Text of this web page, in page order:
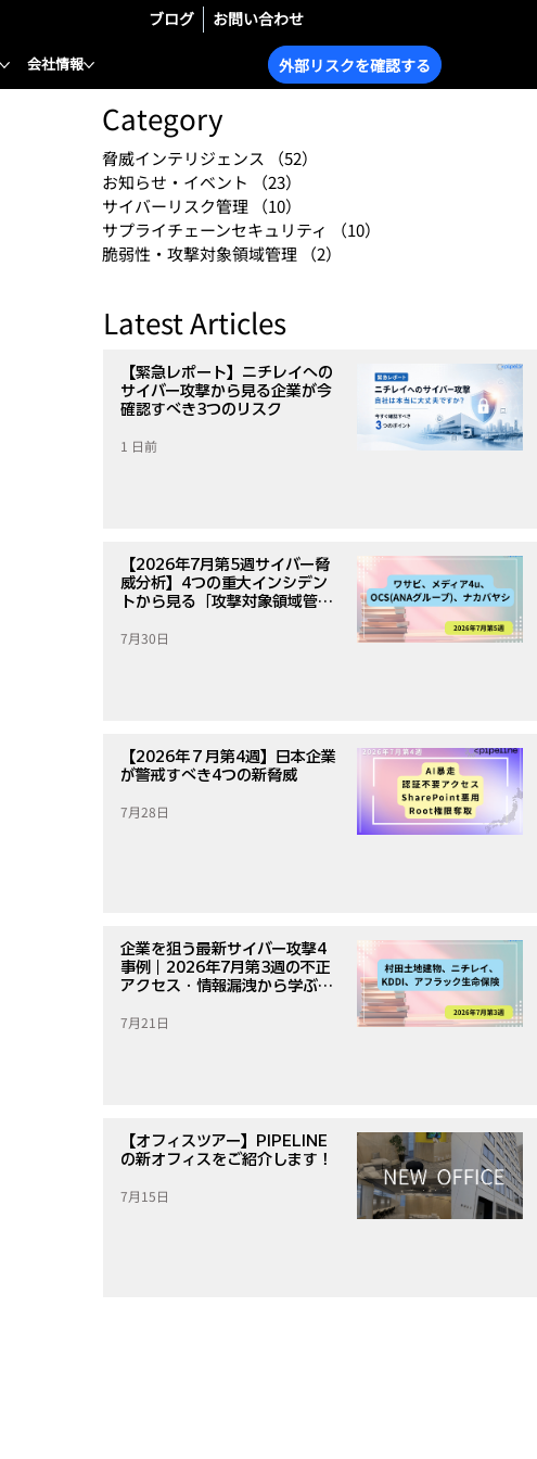
外部リスクを確認する
会社情報
ブログ お問い合わせ
Category
脅威インテリジェンス （52）
お知らせ・イベント
（23）
サイバーリスク管理
（10）
サプライチェーンセキュリティ
（10）
脆弱性・攻撃対象領域管理
（2）
Latest Articles
【緊急レポート】ニチレイへの
サイバー攻撃から見る企業が今
確認すべき3つのリスク
1 日前
【2026年7月第5週サイバー脅
威分析】4つの重大インシデン
トから見る「攻撃対象領域管
7月30日
【2026年７月第4週】日本企業
が警戒すべき4つの新脅威
7月28日
企業を狙う最新サイバー攻撃4
事例｜2026年7月第3週の不正
アクセス・情報漏洩から学ぶ対
7月21日
【オフィスツアー】PIPELINE
の新オフィスをご紹介します！
7月15日